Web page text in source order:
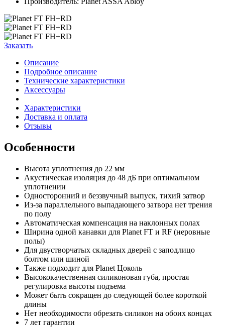
Заказать
Описание
Подробное описание
Технические характеристики
Аксессуары
Характеристики
Доставка и оплата
Отзывы
Особенности
Высота уплотнения до 22 мм
Акустическая изоляция до 48 дБ при оптимальном
уплотнении
Односторонний и беззвучный выпуск, тихий затвор
Из-за параллельного выпадающего затвора нет трения
по полу
Автоматическая компенсация на наклонных полах
Ширина одной канавки для Planet FT и RF (неровные
полы)
Для двустворчатых складных дверей с заподлицо
болтом или шиной
Также подходит для Planet Цоколь
Высококачественная силиконовая губа, простая
регулировка высоты подъема
Может быть сокращен до следующей более короткой
длины
Нет необходимости обрезать силикон на обоих концах
7 лет гарантии